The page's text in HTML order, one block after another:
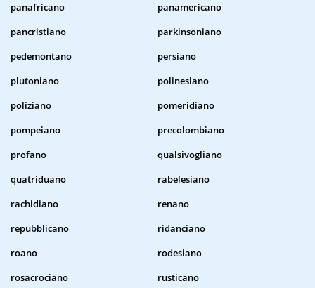
panafricano
panamericano
pancristiano
parkinsoniano
pedemontano
persiano
plutoniano
polinesiano
poliziano
pomeridiano
pompeiano
precolombiano
profano
qualsivogliano
quatriduano
rabelesiano
rachidiano
renano
repubblicano
ridanciano
roano
rodesiano
rosacrociano
rusticano